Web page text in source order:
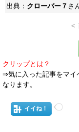
出典： クローバー７ さ
<
クリップとは？
⇒気に入った記事をマイ
なります。
イイね！